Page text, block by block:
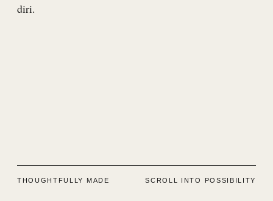
diri.
THOUGHTFULLY MADE SCROLL INTO POSSIBILITY